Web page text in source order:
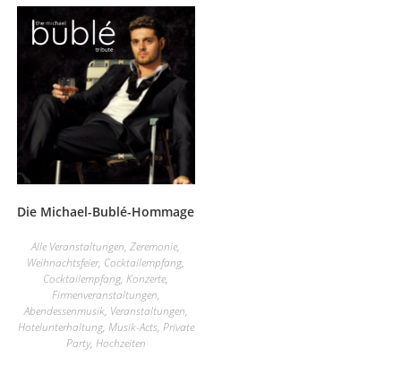
Die Michael-Bublé-Hommage
Alle Veranstaltungen,Zeremonie,
Weihnachtsfeier, Cocktailempfang,
Cocktailempfang,Konzerte,
Firmenveranstaltungen,
Abendessenmusik, Veranstaltungen,
Hotelunterhaltung, Musik-Acts, Private
Party, Hochzeiten